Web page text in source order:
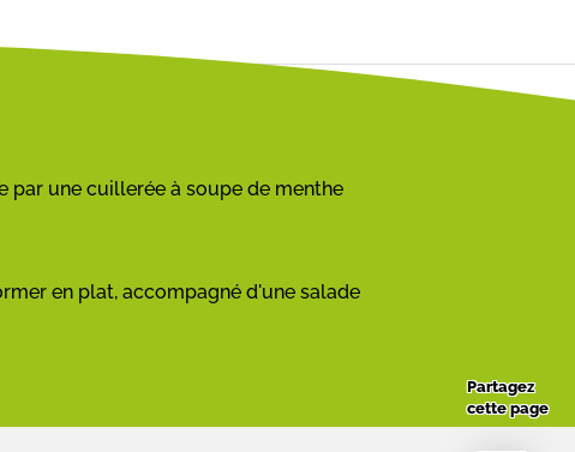
par une cuillerée à soupe de menthe
en plat, accompagné d'une salade
Partagez
cette page